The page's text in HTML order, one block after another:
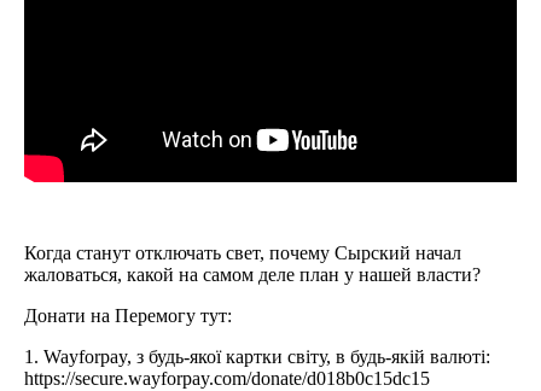
Когда станут отключать свет, почему Сырский начал
жаловаться, какой на самом деле план у нашей власти?
Донати на Перемогу тут:
1. Wayforpay, з будь-якої картки світу, в будь-якій валюті:
https://secure.wayforpay.com/donate/d018b0c15dc15